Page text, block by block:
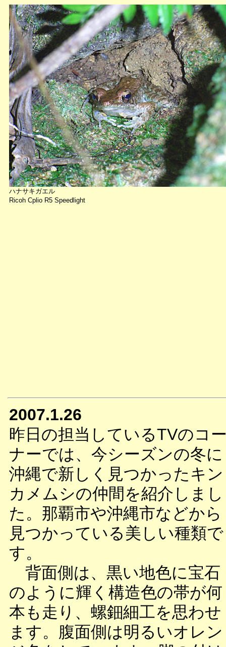
ハナサキガエル
Ricoh Cplio R5 Speedlight
2007.1.26
昨日の担当しているTVのコ
ナーでは、今シーズンの冬に
沖縄で新しく見つかったキン
カメムシの仲間を紹介しまし
た。那覇市や沖縄市などから
見つかっている美しい種類で
す。
背面側は、黒い地色に宝石
のように輝く構造色の帯が何
本も走り、螺鈿細工を思わせ
ます。腹面側は明るいオレン